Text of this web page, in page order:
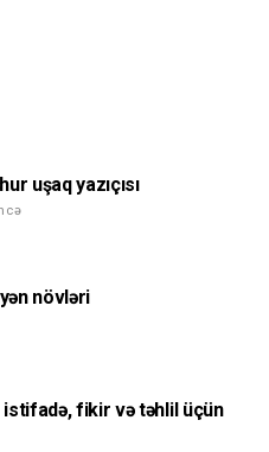
uşaq yazıçısı
növləri
fikir və təhlil üçün